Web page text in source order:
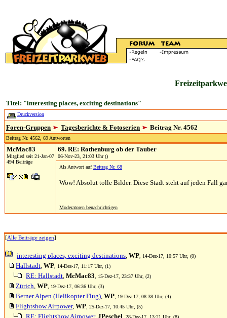
Titel: "interesting places, exciting destinations"
Druckversion
Foren-Gruppen Tagesberichte & Fotoserien Beitrag Nr. 4562
Beitrag Nr. 4562, 69 Antworten
McMac83
Mitglied seit 21-Jan-07
494 Beiträge
69. RE: Rothenburg ob der Tauber
06-Nov-23, 21:03 Uhr ()
Als Antwort aufBeitrag Nr. 68
Wow! Absolut tolle Bilder. Diese Stadt steht auf jeden Fall
Moderatoren benachrichtigen
[Alle Beiträge zeigen]
interesting places, exciting destinations, WP , 14-Dez-17, 10:57 Uhr, (0)
Hallstadt, WP , 14-Dez-17, 11:17 Uhr, (1)
RE: Hallstadt, McMac83 , 15-Dez-17, 23:37 Uhr, (2)
Zürich, WP , 19-Dez-17, 06:36 Uhr, (3)
Berner Alpen (Helikopter Flug), WP , 19-Dez-17, 08:38 Uhr, (4)
Flightshow Airpower, WP , 25-Dez-17, 10:45 Uhr, (5)
RE: Flightshow Airpower, JPeschel , 28-Dez-17, 13:21 Uhr, (8)